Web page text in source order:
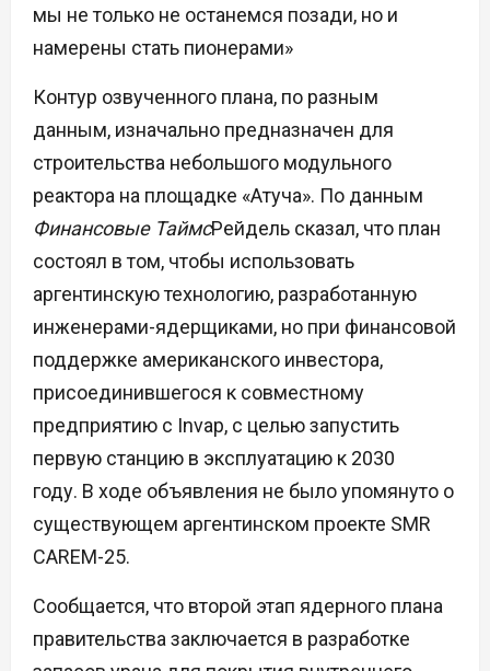
мы не только не останемся позади, но и
намерены стать пионерами»
Контур озвученного плана, по разным
данным, изначально предназначен для
строительства небольшого модульного
реактора на площадке «Атуча». По данным
Финансовые ТаймсРейдель сказал, что план
состоял в том, чтобы использовать
аргентинскую технологию, разработанную
инженерами-ядерщиками, но при финансовой
поддержке американского инвестора,
присоединившегося к совместному
предприятию с Invap, с целью запустить
первую станцию в эксплуатацию к 2030
году. В ходе объявления не было упомянуто о
существующем аргентинском проекте SMR
CAREM-25.
Сообщается, что второй этап ядерного плана
правительства заключается в разработке